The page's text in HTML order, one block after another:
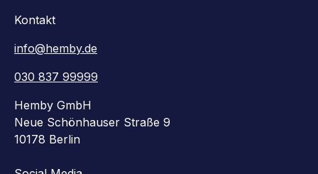
Kontakt
info@hemby.de
030 837 99999
Hemby GmbH
Neue Schönhauser Straße 9
10178 Berlin